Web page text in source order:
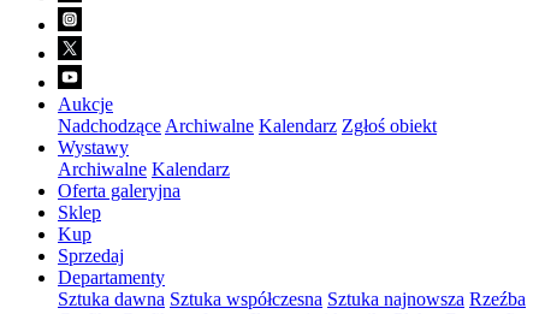
Aukcje
Nadchodzące Archiwalne Kalendarz Zgłoś obiekt
Wystawy
Archiwalne Kalendarz
Oferta galeryjna
Sklep
Kup
Sprzedaj
Departamenty
Sztuka dawna Sztuka współczesna Sztuka najnowsza Rzeźba